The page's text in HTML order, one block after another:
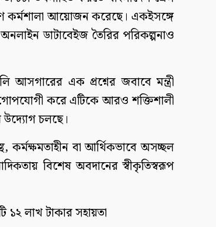
কর্মশালা আয়োজন করেছে। একইসঙ্গে
ডাটাবেইজ তৈরির পরিকল্পনাও
এক প্রশ্নের জবাবে মন্ত্রী
করে এটিকে আরও শক্তিশালী
উদ্যোগ চলছে।
কর্মক্ষমতাহীন বা আর্থিকভাবে অসচ্ছল
বিশেষ অবদানের স্বীকৃতিস্বরূপ
১২ লাখ টাকার সহায়তা